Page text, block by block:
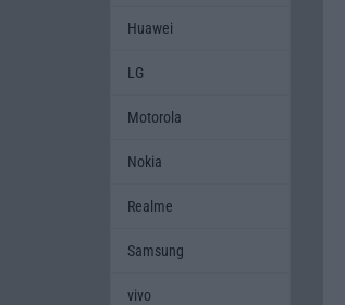
Huawei
LG
Motorola
Nokia
Realme
Samsung
vivo